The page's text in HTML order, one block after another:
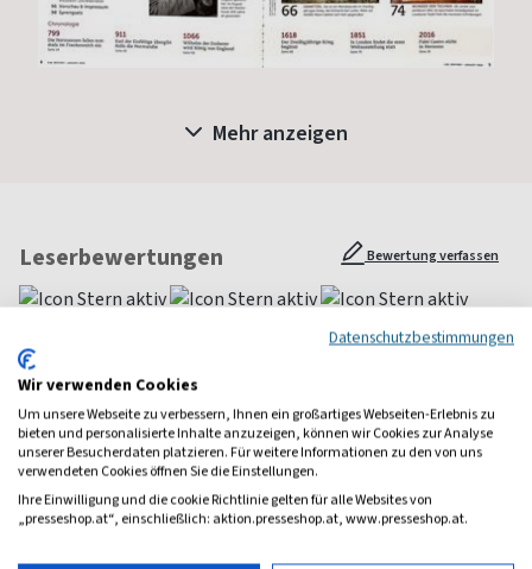
Mehr anzeigen
Leserbewertungen Bewertung verfassen
Julia
Eine meiner liebsten Zeitschriften! Ein sehr breites Themenspektrum
und super Rubriken! Weiter so!
Alle Leserbewertungen anzeigen
Datenschutzbestimmungen
Wir verwenden Cookies
Um unsere Webseite zu verbessern, Ihnen ein großartiges Webseiten-Erlebnis zu
bieten und personalisierte Inhalte anzuzeigen, können wir Cookies zur Analyse
unserer Besucherdaten platzieren. Für weitere Informationen zu den von uns
verwendeten Cookies öffnen Sie die Einstellungen.
Ihre Einwilligung und die cookie Richtlinie gelten für alle Websites von
„presseshop.at“, einschließlich: aktion.presseshop.at, www.presseshop.at.